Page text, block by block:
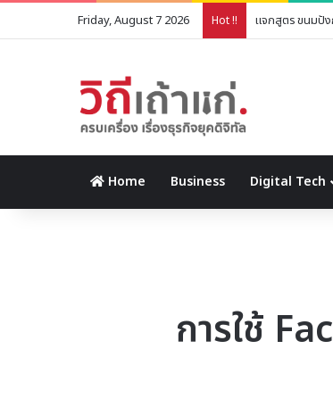
Friday, August 7 2026 Hot !! การติดตามและ
Home Business Digital Tech
การใช้